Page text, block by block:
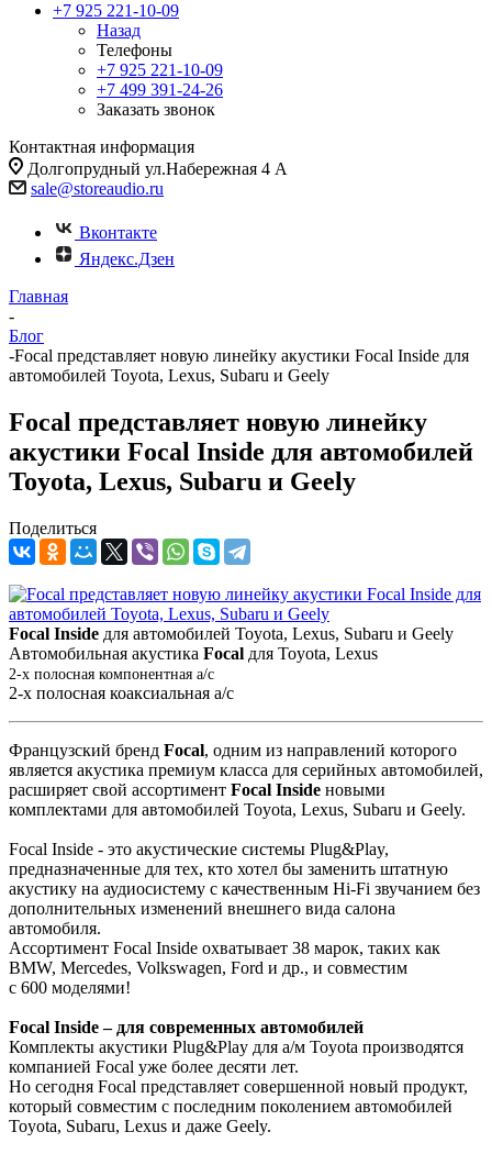
+7 925 221-10-09
Назад
Телефоны
+7 925 221-10-09
+7 499 391-24-26
Заказать звонок
Контактная информация
Долгопрудный ул.Набережная 4 А
sale@storeaudio.ru
Вконтакте
Яндекс.Дзен
Главная
-
Блог
-Focal представляет новую линейку акустики Focal Inside для
автомобилей Toyota, Lexus, Subaru и Geely
Focal представляет новую линейку
акустики Focal Inside для автомобилей
Toyota, Lexus, Subaru и Geely
Поделиться
Focal Inside для автомобилей Toyota, Lexus, Subaru и Geely
Автомобильная акустика Focal для Toyota, Lexus
2-х полосная компонентная а/с
2-х полосная коаксиальная а/с
Французский бренд Focal, одним из направлений которого
является акустика премиум класса для серийных автомобилей,
расширяет свой ассортимент Focal Inside новыми
комплектами для автомобилей Toyota, Lexus, Subaru и Geely.
Focal Inside - это акустические системы Plug&Play,
предназначенные для тех, кто хотел бы заменить штатную
акустику на аудиосистему с качественным Hi-Fi звучанием без
дополнительных изменений внешнего вида салона
автомобиля.
Ассортимент Focal Inside охватывает 38 марок, таких как
BMW, Mercedes, Volkswagen, Ford и др., и совместим
с 600 моделями!
Focal Inside – для современных автомобилей
Комплекты акустики Plug&Play для а/м Toyota производятся
компанией Focal уже более десяти лет.
Но сегодня Focal представляет совершенной новый продукт,
который совместим с последним поколением автомобилей
Toyota, Subaru, Lexus и даже Geely.